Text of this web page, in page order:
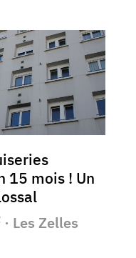
15 mois ! Un
· Les Zelles